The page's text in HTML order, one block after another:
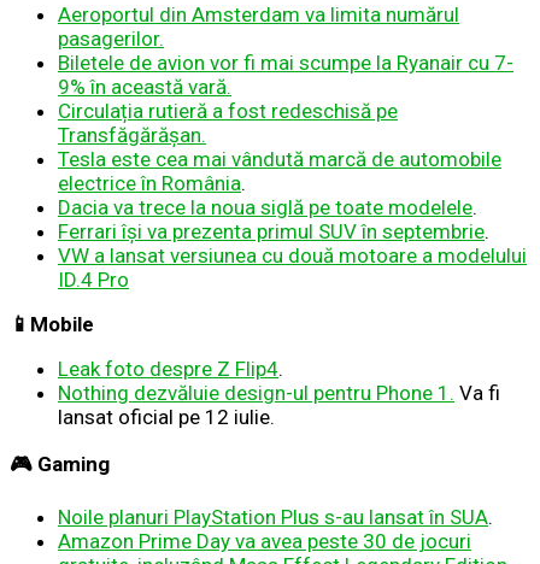
Aeroportul din Amsterdam va limita numărul
pasagerilor.
Biletele de avion vor fi mai scumpe la Ryanair cu 7-
9% în această vară.
Circulația rutieră a fost redeschisă pe
Transfăgărășan.
Tesla este cea mai vândută marcă de automobile
electrice în România.
Dacia va trece la noua siglă pe toate modelele.
Ferrari își va prezenta primul SUV în septembrie.
VW a lansat versiunea cu două motoare a modelului
ID.4 Pro
📱Mobile
Leak foto despre Z Flip4.
Nothing dezvăluie design-ul pentru Phone 1. Va fi
lansat oficial pe 12 iulie.
🎮 Gaming
Noile planuri PlayStation Plus s-au lansat în SUA.
Amazon Prime Day va avea peste 30 de jocuri